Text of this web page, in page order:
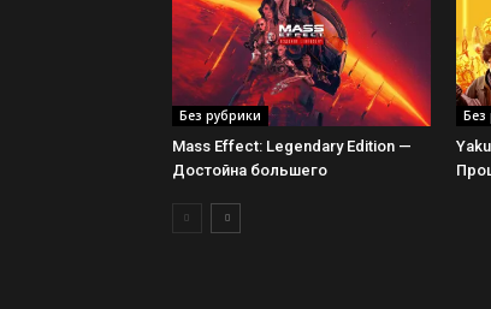
Без рубрики
Mass Effect: Legendary Edition —
Достойна большего
Без